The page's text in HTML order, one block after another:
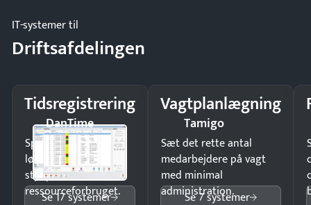
IT-systemer til
Driftsafdelingen
Tidsregistrering
DanTime
Spar tid på
lønberegning og få
styr på
ressourceforbruget.
Se 17 systemer
Vagtplanlægning
Tamigo
Sæt det rette antal
medarbejdere på vagt
med minimal
administration.
Se 7 systemer